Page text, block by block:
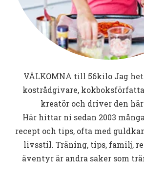
VÄLKOMNA till 56kiloJag
kostrådgivare,
kreatör och driver den
Här hittar ni sedan 2003
recept och tips, ofta med
livsstil. Träning, tips, familj,
äventyr är andra saker som